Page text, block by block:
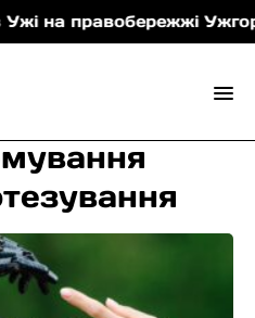
на правобережжі
Дорожню